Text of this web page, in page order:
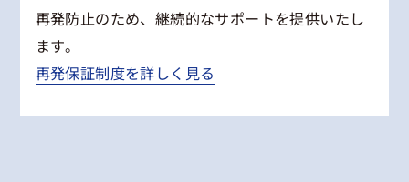
再発防止のため、継続的なサポートを提供いたし
ます。
再発保証制度を詳しく見る